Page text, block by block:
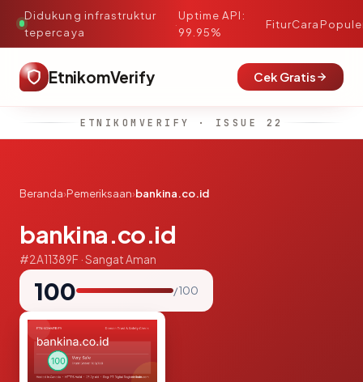
Didukung infrastruktur
tepercaya
·
Uptime API:
99.95%
FiturCara
EtnikomVerify Cek Gratis
ETNIKOMVERIFY · ISSUE 22
Beranda›Pemeriksaan›bankina.co.id
bankina.co.id
#2A11389F · Sangat Aman
100 / 100